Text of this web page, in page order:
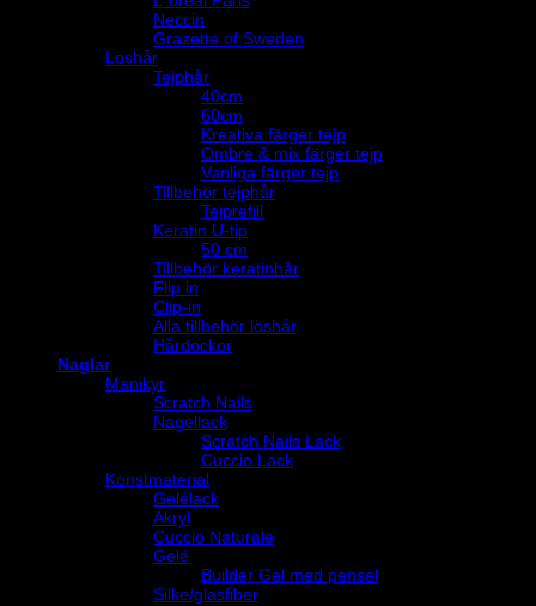
Neccin
Grazette of Sweden
Löshår
Tejphår
40cm
60cm
Kreativa färger tejp
Ombre & mix färger tejp
Vanliga färger tejp
Tillbehör tejphår
Tejprefill
Keratin U-tip
50 cm
Tillbehör keratinhår
Flip in
Clip-in
Alla tillbehör löshår
Hårdockor
Naglar
Manikyr
Scratch Nails
Nagellack
Scratch Nails Lack
Cuccio Lack
Konstmaterial
Gelélack
Akryl
Cuccio Naturale
Gelé
Builder Gel med pensel
Silke/glasfiber